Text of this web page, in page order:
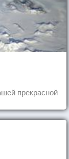
прекрасной